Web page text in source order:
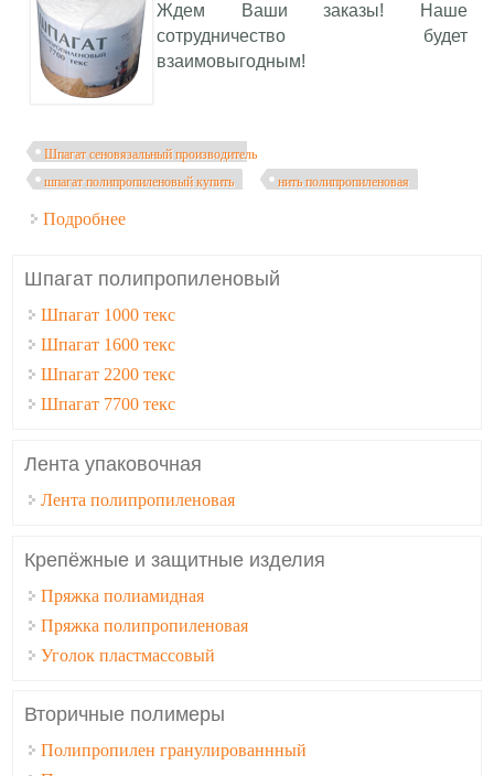
Ждем Ваши заказы! Наше
сотрудничество будет
взаимовыгодным!
Шпагат сеновязальный производитель
шпагат полипропиленовый купить
нить полипропиленовая
Подробнее
Шпагат полипропиленовый
Шпагат 1000 текс
Шпагат 1600 текс
Шпагат 2200 текс
Шпагат 7700 текс
Лента упаковочная
Лента полипропиленовая
Крепёжные и защитные изделия
Пряжка полиамидная
Пряжка полипропиленовая
Уголок пластмассовый
Вторичные полимеры
Полипропилен гранулированнный